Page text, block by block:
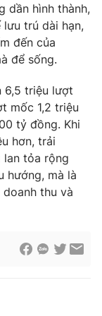
483/GP-BTTTT
932
dần hình thành,
trú dài hạn,
đến của
để sống.
6,5 triệu lượt
mốc 1,2 triệu
tỷ đồng. Khi
hơn, trải
lan tỏa rộng
hướng, mà là
thu và